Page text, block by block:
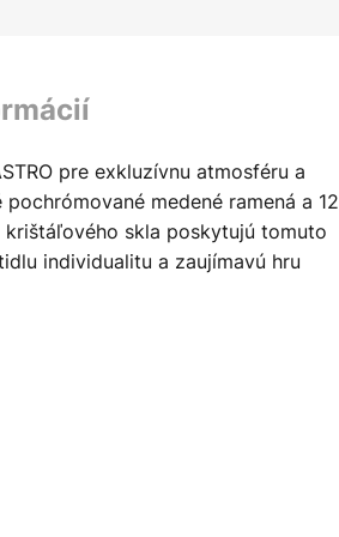
pre exkluzívnu atmosféru a
medené ramená a 12
skla poskytujú tomuto
individualitu a zaujímavú hru